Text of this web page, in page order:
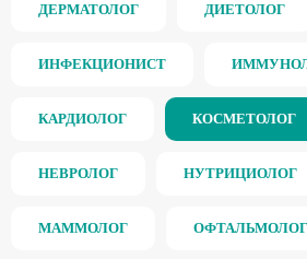
ДЕРМАТОЛОГ ДИЕТОЛОГ
ИНФЕКЦИОНИСТ
КАРДИОЛОГ КОСМЕТОЛОГ
НЕВРОЛОГ НУТРИЦИОЛОГ
МАММОЛОГ ОФТАЛЬМОЛОГ